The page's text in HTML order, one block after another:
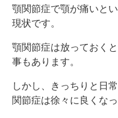
顎関節症で顎が痛いと
現状です。
顎関節症は放っておく
事もあります。
しかし、きっちりと日
関節症は徐々に良くなっ